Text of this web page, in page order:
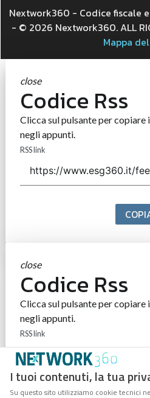
I tuoi contenuti, la tua
Su questo sito utilizziamo cookie tecnici
Nextwork360 - Codice fiscale
- © 2026 Nextwork360. ALL
Mappa
close
Codice Rss
Clicca sul pulsante per copiare
negli appunti.
RSS link
close
Codice Rss
Clicca sul pulsante per copiare
negli appunti.
RSS link